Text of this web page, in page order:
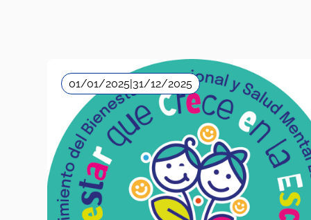
01/01/2025|31/12/2025